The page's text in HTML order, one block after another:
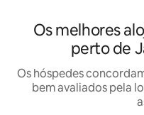
Os melhores
perto de
Os hóspedes
bem avaliados pela